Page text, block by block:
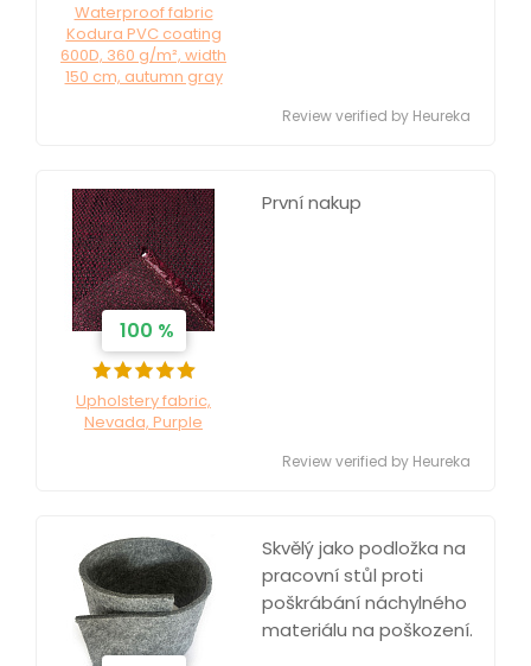
Waterproof fabric
Kodura PVC coating
600D, 360 g/m², width
150 cm, autumn gray
Review verified by Heureka
100 %
Upholstery fabric,
Nevada, Purple
První nakup
Review verified by Heureka
Skvělý jako podložka na
pracovní stůl proti
poškrábání náchylného
materiálu na poškození.